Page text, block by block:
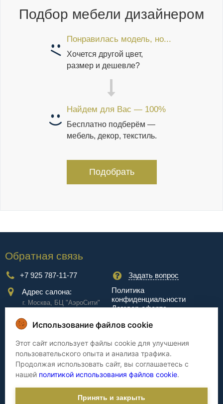
Подбор мебели дизайнером
Понравилась модель, но...
Хочется другой цвет,
размер и дешевле?
Найдем для Вас — 100%
Бесплатно подберём —
мебель, декор, текстиль.
Подобрать
Обратная связь
+7 925 787-11-77
Задать вопрос
Адрес салона:
г. Москва, БЦ "АэроCити"
Куркинское ш., стр.2, 17
этаж
Политика
конфиденциальности
Договор-оферта
Сервис
Доставка
Сборка
Оплата
Дизайнерам
Гарантия
Cтатьи
Использование файлов cookie
Этот сайт использует файлы cookie для улучшения
пользовательского опыта и анализа трафика.
Продолжая использовать сайт, вы соглашаетесь с
нашей политикой использования файлов cookie.
Принять и закрыть